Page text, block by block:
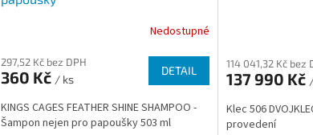
Nedostupné
297,52 Kč bez DPH
360 Kč / ks
DETAIL
KINGS CAGES FEATHER SHINE SHAMPOO -
Šampon nejen pro papoušky 503 ml
114 041,32 Kč bez
137 990 Kč
Klec 506
provedení